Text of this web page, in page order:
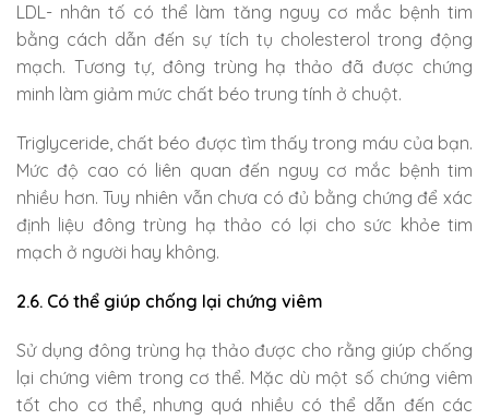
LDL- nhân tố có thể làm tăng nguy cơ mắc bệnh tim
bằng cách dẫn đến sự tích tụ cholesterol trong động
mạch. Tương tự, đông trùng hạ thảo đã được chứng
minh làm giảm mức chất béo trung tính ở chuột.
Triglyceride, chất béo được tìm thấy trong máu của bạn.
Mức độ cao có liên quan đến nguy cơ mắc bệnh tim
nhiều hơn. Tuy nhiên vẫn chưa có đủ bằng chứng để xác
định liệu đông trùng hạ thảo có lợi cho sức khỏe tim
mạch ở người hay không.
2.6. Có thể giúp chống lại chứng viêm
Sử dụng đông trùng hạ thảo được cho rằng giúp chống
lại chứng viêm trong cơ thể. Mặc dù một số chứng viêm
tốt cho cơ thể, nhưng quá nhiều có thể dẫn đến các